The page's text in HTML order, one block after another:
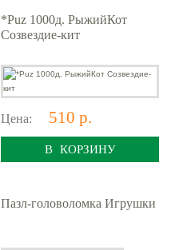
*Puz 1000д. РыжийКот
Созвездие-кит
Цена: 510 р.
В КОРЗИНУ
Пазл-головоломка Игрушки